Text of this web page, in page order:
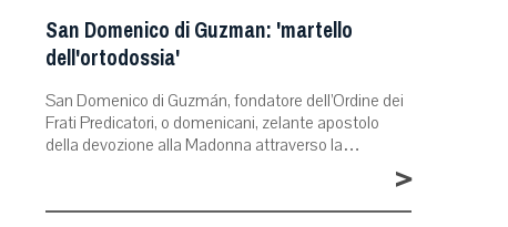
San Domenico di Guzman: 'martello
dell'ortodossia'
San Domenico di Guzmán, fondatore dell’Ordine dei
Frati Predicatori, o domenicani, zelante apostolo
della devozione alla Madonna attraverso la…
>